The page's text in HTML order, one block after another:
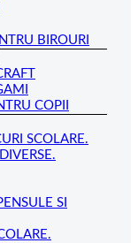
BIROURI
COPII
SCOLARE.
SI